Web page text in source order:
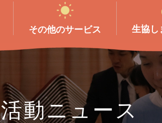
その他のサービス 生協し
活動ニュース